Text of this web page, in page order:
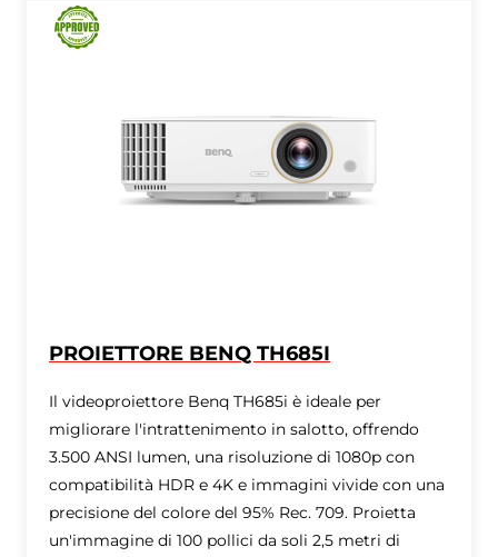
PROIETTORE BENQ TH685I
Il videoproiettore Benq TH685i è ideale per
migliorare l'intrattenimento in salotto, offrendo
3.500 ANSI lumen, una risoluzione di 1080p con
compatibilità HDR e 4K e immagini vivide con una
precisione del colore del 95% Rec. 709. Proietta
un'immagine di 100 pollici da soli 2,5 metri di